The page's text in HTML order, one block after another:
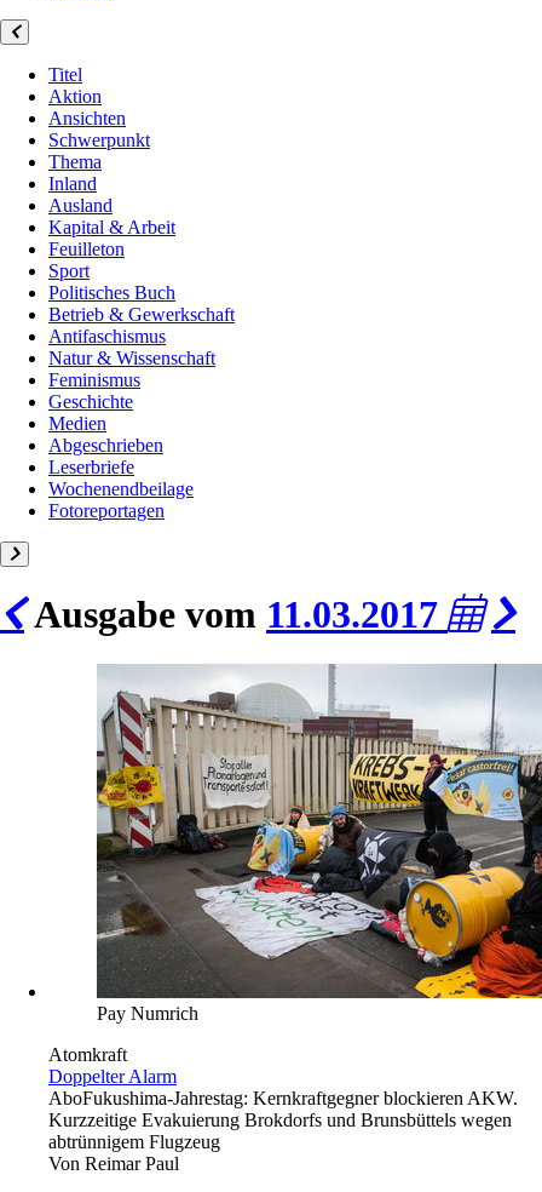
Titel
Aktion
Ansichten
Schwerpunkt
Thema
Inland
Ausland
Kapital & Arbeit
Feuilleton
Sport
Politisches Buch
Betrieb & Gewerkschaft
Antifaschismus
Natur & Wissenschaft
Feminismus
Geschichte
Medien
Abgeschrieben
Leserbriefe
Wochenendbeilage
Fotoreportagen
Ausgabe vom 11.03.2017
Pay Numrich
Atomkraft
Doppelter Alarm
AboFukushima-Jahrestag: Kernkraftgegner blockieren AKW.
Kurzzeitige Evakuierung Brokdorfs und Brunsbüttels wegen
abtrünnigem Flugzeug
Von Reimar Paul